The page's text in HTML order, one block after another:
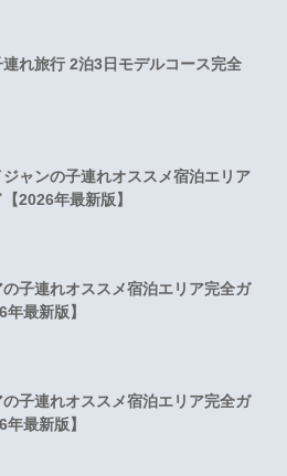
連れ旅行 2泊3日モデルコース完全
ャンの子連れオススメ宿泊エリア
2026年最新版】
子連れオススメ宿泊エリア完全ガ
最新版】
子連れオススメ宿泊エリア完全ガ
最新版】